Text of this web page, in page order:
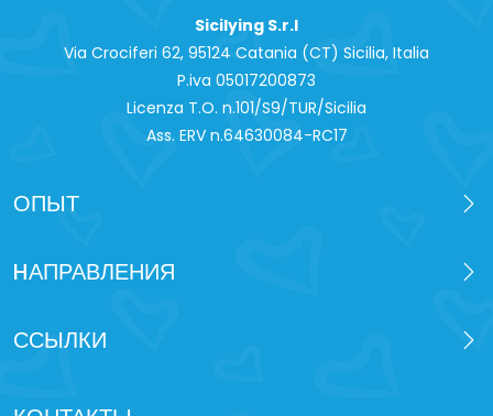
Sicilying S.r.l
Via Crociferi 62, 95124 Catania (CT) Sicilia, Italia
P.iva 0‍5017200873
Licenza T.O. n.101/S9/TUR/Sicilia
Ass. ERV n.64630084-RC17
ОПЫТ
HАПРАВЛЕНИЯ
ССЫЛКИ